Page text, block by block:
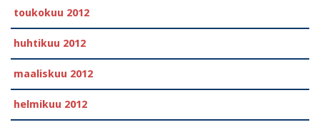
toukokuu 2012
huhtikuu 2012
maaliskuu 2012
helmikuu 2012